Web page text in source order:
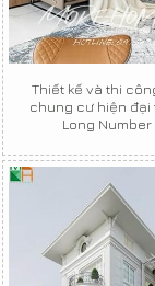
Thiết kế và thi
chung cư hiện đại
Long Number